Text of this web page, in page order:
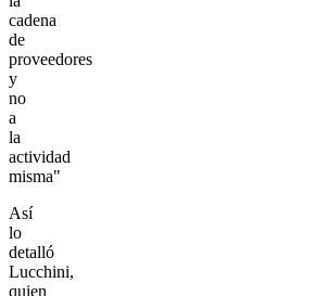
cadena
de
proveedores
y
no
a
la
actividad
misma"
Así
lo
detalló
Lucchini,
quien